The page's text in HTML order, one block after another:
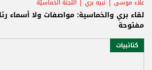
علاء موسى نبيه بري اللّجنة الخماسيّة
لقاء بري والخماسية: مواصفات ولا أسماء
مفتوحة
كتائبيات